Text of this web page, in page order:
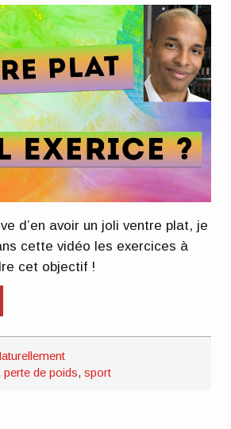
d’en avoir un joli ventre plat, je
cette vidéo les exercices à
cet objectif !
perte de poids,sport